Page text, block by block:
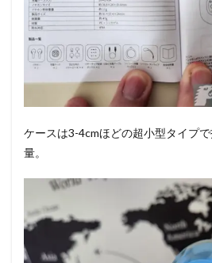
ケースは3-4cmほどの超小型タイプ
量。